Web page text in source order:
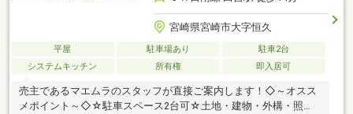
宮崎県宮崎市大字恒久
平屋 駐車場あり
駐車2台
システムキッチン
所有権 即入居可
売主であるマエムラのスタッフが直接ご案内します！◇～オスス
メポイント～◇☆駐車スペース2台可☆土地・建物・外構・照